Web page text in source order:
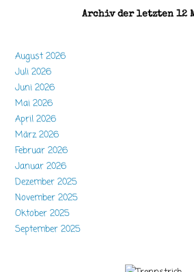
Archiv der letzten 12
August 2026
Juli 2026
Juni 2026
Mai 2026
April 2026
März 2026
Februar 2026
Januar 2026
Dezember 2025
November 2025
Oktober 2025
September 2025